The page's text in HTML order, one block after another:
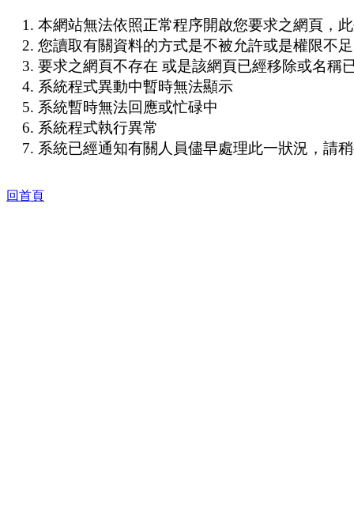
本網站無法依照正常程序開啟您要求之網頁，
您讀取有關資料的方式是不被允許或是權限不足
要求之網頁不存在 或是該網頁已經移除或名稱
系統程式異動中暫時無法顯示
系統暫時無法回應或忙碌中
系統程式執行異常
系統已經通知有關人員儘早處理此一狀況，請
回首頁